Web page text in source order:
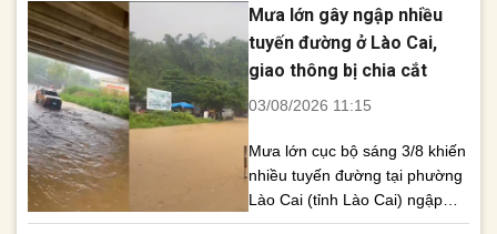
người theo dõi nhờ các buổi
livestream và những phát ngôn
gây chú ý. Tuy nhiên, phía sau
gian mạng là hàng loạt vi phạm
Mưa lớn gây ngập nhiều
tuyến đường ở Lào Cai,
giao thông bị chia cắt
03/08/2026 11:15
Mưa lớn cục bộ sáng 3/8 khiến
nhiều tuyến đường tại phường
Lào Cai (tỉnh Lào Cai) ngập
sâu, nước chảy xiết làm giao